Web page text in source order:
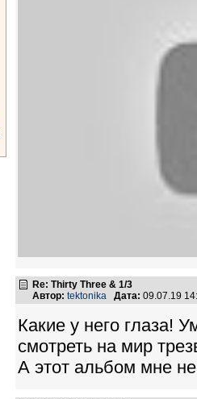
Re: Thirty Three & 1/3
Автор: tektonika Дата: 09.07.19
Какие у него глаза!
смотреть на мир
А этот альбом мне